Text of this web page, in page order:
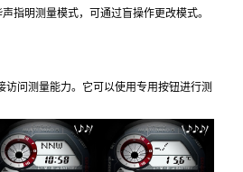
指明测量模式，可通过盲操作更改模式。
访问测量能力。它可以使用专用按钮进行测